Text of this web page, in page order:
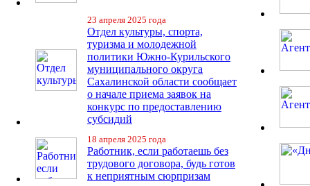
23 апреля 2025 года
Отдел культуры, спорта,
туризма и молодежной
политики Южно-Курильского
муниципального округа
Сахалинской области сообщает
о начале приема заявок на
конкурс по предоставлению
субсидий
18 апреля 2025 года
Работник, если работаешь без
трудового договора, будь готов
к неприятным сюрпризам